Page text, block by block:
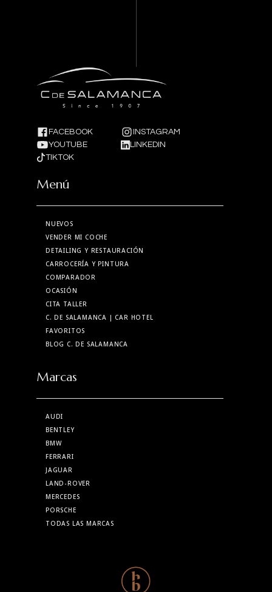
FACEBOOK
INSTAGRAM
YOUTUBE
LINKEDIN
TIKTOK
Menú
NUEVOS
VENDER MI COCHE
DETAILING Y RESTAURACIÓN
CARROCERÍA Y PINTURA
COMPARADOR
OCASIÓN
CITA TALLER
C. DE SALAMANCA | CAR HOTEL
FAVORITOS
BLOG C. DE SALAMANCA
Marcas
AUDI
BENTLEY
BMW
FERRARI
JAGUAR
LAND-ROVER
MERCEDES
PORSCHE
TODAS LAS MARCAS